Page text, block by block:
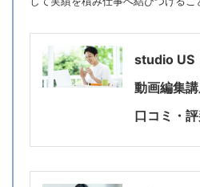
studio US
動画編集
口コミ・